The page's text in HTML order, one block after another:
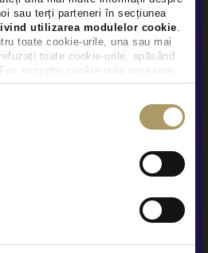
sau terți parteneri în secțiunea
utilizarea modulelor cookie
toate cookie-urile, una sau mai
toate cookie-urile, apăsând
excepție cookie-urile necesare,
conform legislației în vigoare.